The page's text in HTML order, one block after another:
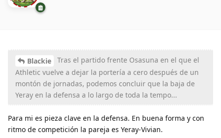
Blackie
Tras el partido frente Osasuna en el que el
Athletic vuelve a dejar la portería a cero después de un
montón de jornadas, podemos concluir que la baja de
Yeray en la defensa a lo largo de toda la tempo...
Para mi es pieza clave en la defensa. En buena forma y con
ritmo de competición la pareja es Yeray-Vivian.